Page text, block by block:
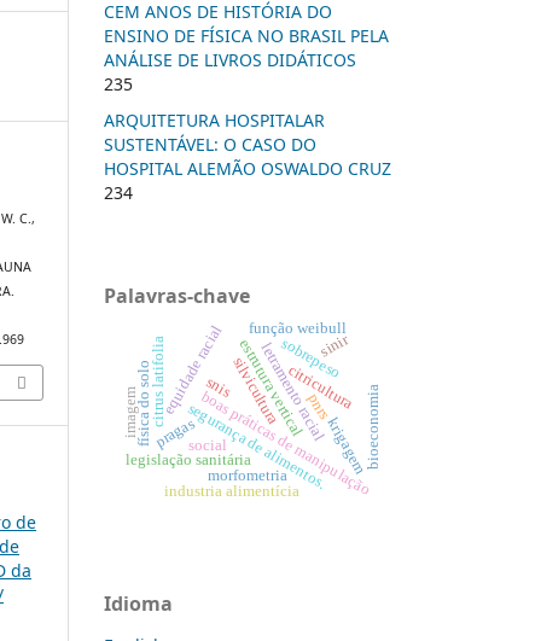
C.,
de
da
CEM ANOS DE HISTÓRIA DO
ENSINO DE FÍSICA NO BRASIL PELA
ANÁLISE DE LIVROS DIDÁTICOS
235
ARQUITETURA HOSPITALAR
SUSTENTÁVEL: O CASO DO
HOSPITAL ALEMÃO OSWALDO CRUZ
234
Palavras-chave
equidade racial letramento racial
boas práticas de manipulação
segurança de alimentos.
legislação sanitária
citrus latifolia citricultura
pragas
morfometria
estrutura vertical
função weibull
silviculturasobrepeso
física do solo krigagem
industria alimentícia
bioeconomia
pnrs
snis
sinir
imagem
social
Idioma